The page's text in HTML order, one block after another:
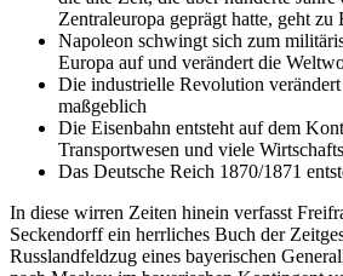
Zentraleuropa geprägt hatte, geht zu
Napoleon schwingt sich zum
Europa auf und verändert die
Die industrielle Revolution
maßgeblich
Die Eisenbahn entsteht auf dem
Transportwesen und viele
Das Deutsche Reich 1870/1871
In diese wirren Zeiten hinein verfasst
Seckendorff ein herrliches Buch der
Russlandfeldzug eines bayerischen